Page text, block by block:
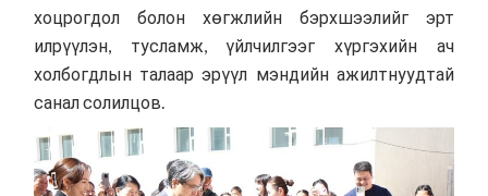
хоцрогдол болон хөгжлийн бэрхшээлийг эрт
илрүүлэн, тусламж, үйлчилгээг хүргэхийн ач
холбогдлын талаар эрүүл мэндийн ажилтнуудтай
санал солилцов.